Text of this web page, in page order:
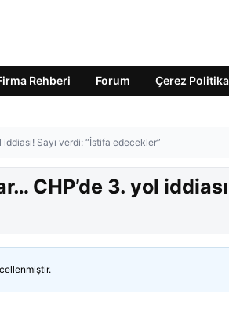
Rehberi Forum Çerez
iddiası! Sayı verdi: “İstifa edecekler”
CHP’de 3. yol